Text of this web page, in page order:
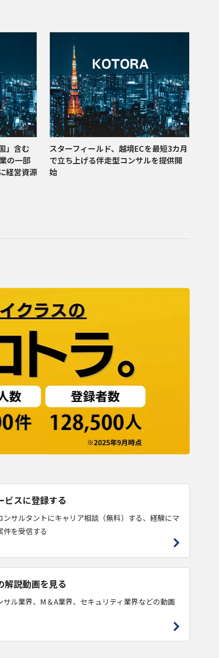
」含む
の一部
経営資源
スターフィールド、越境ECを最短3カ月
で立ち上げる伴走型コンサルを提供開
始
ビスに登録する
ンサルタントにキャリア相談（無料）する、経験にマ
件を受信する
解説動画を見る
サル業界、M＆A業界、セキュリティ業界などの動画